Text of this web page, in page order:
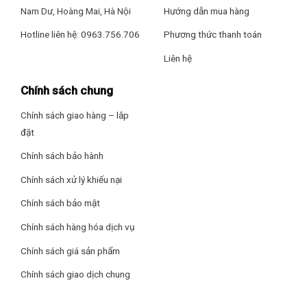
Xem thêm:
Kinh nghiệm chọn mua quạt trần phù hợp với gia
Nam Dư, Hoàng Mai, Hà Nội
Hotline liên hệ: 0963.756.706
Hướng dẫn mua hàng
Phương thức thanh toán
Liên hệ
Chính sách chung
Chính sách giao hàng – lắp
đặt
Chính sách bảo hành
Chính sách xử lý khiếu nại
Chính sách bảo mật
Chính sách hàng hóa dịch vụ
Chính sách giá sản phẩm
Chính sách giao dịch chung